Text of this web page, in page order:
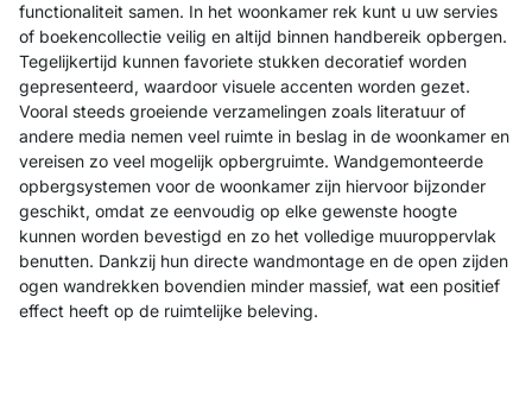
functionaliteit samen. In het woonkamer rek kunt u uw servies
of boekencollectie veilig en altijd binnen handbereik opbergen.
Tegelijkertijd kunnen favoriete stukken decoratief worden
gepresenteerd, waardoor visuele accenten worden gezet.
Vooral steeds groeiende verzamelingen zoals literatuur of
andere media nemen veel ruimte in beslag in de woonkamer en
vereisen zo veel mogelijk opbergruimte. Wandgemonteerde
opbergsystemen voor de woonkamer zijn hiervoor bijzonder
geschikt, omdat ze eenvoudig op elke gewenste hoogte
kunnen worden bevestigd en zo het volledige muuroppervlak
benutten. Dankzij hun directe wandmontage en de open zijden
ogen wandrekken bovendien minder massief, wat een positief
effect heeft op de ruimtelijke beleving.